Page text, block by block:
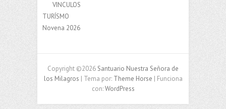
VINCULOS
TURÍSMO
Novena 2026
Copyright ©2026 Santuario Nuestra Señora de
los Milagros | Tema por: Theme Horse | Funciona
con:WordPress